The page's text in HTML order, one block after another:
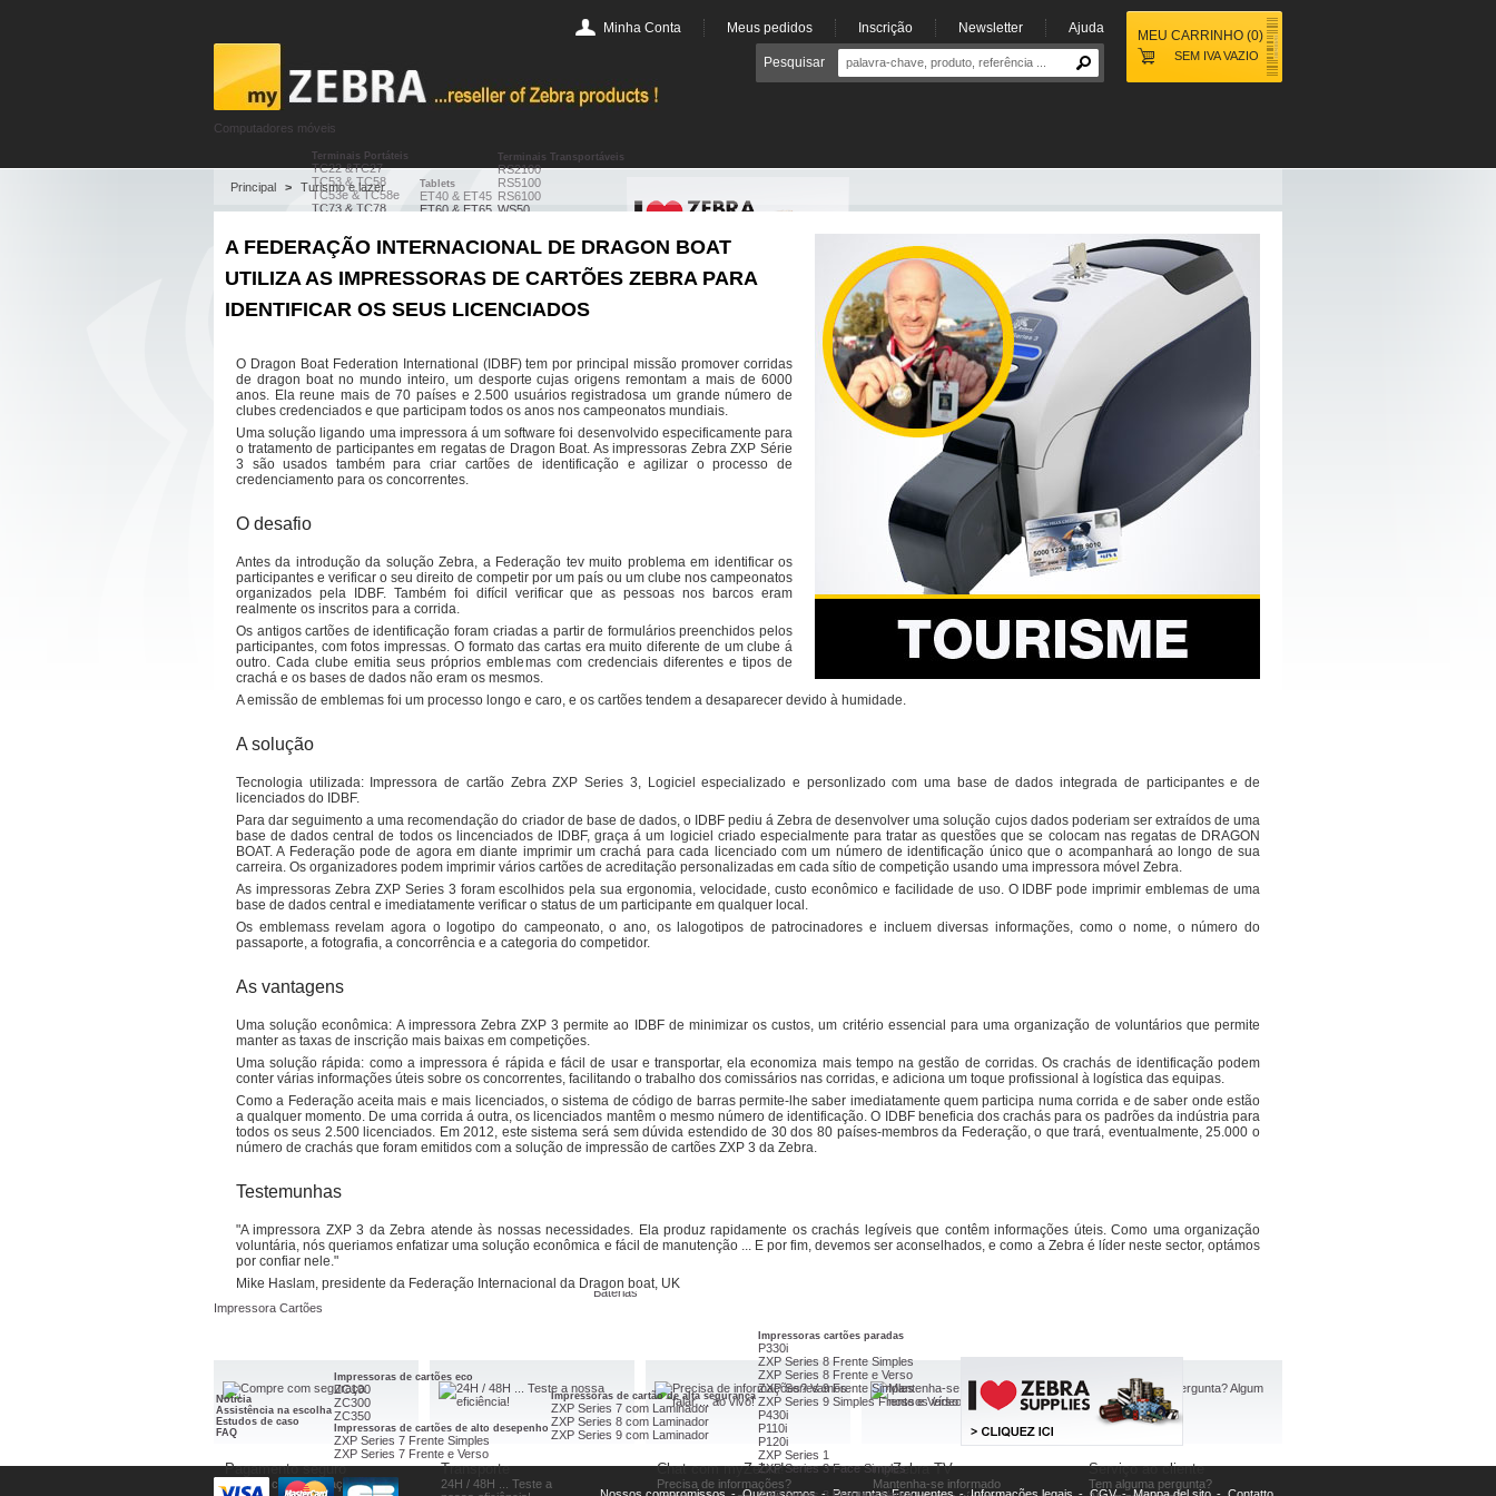
MEU CARRINHO (0)
SEM IVAVAZIO
Minha Conta Meus pedidos Inscrição Newsletter Ajuda
Pesquisar
Computadores móveis
Dicas de produtos
PROMOÇÕES
Terminais Portáteis
TC22 &TC27
TC53 & TC58
TC53e & TC58e
TC73 & TC78
MC2200 & MC2700
MC33
MC34
MC94
EC50 & EC55
HC20 & HC50
EM45 RFID
Tablets
ET40 & ET45
ET60 & ET65
Bornes de prix
CC6000
KC50 & TD50
Terminais Transportáveis
RS2100
RS5100
RS6100
WS50
WT54 & WT64
Terminais parados
TC21 & TC26
MC9300
EC30
Os pontos de fidelidade
myZebraTV
Contacte-nos
Leitores de código de barras eco
LS1203
LS2208
LI2208
DS2208
LI4278
DS4308
DS8108
DS8178
Scanners Industriais
LI3608
LI3678
DS3608
DS3678
Leitor de código de barras miniatura
Leitores de código de barras POS
DS7708
DS9908
DS9308
Leitor de código de barras de uso hospitalar
DS4308-HC
Leitor RFID
RFD40
Impressora Etiquetas
Notícia
Estudos de caso
Produtos dicas
PROMOÇÕES
Impressora Secretária
ZD510-HC
ZD411
ZD220
ZD230
ZD421
ZD621
Impressora semi-industrial
ZT231
ZT411
ZT421
ZT510
Impressora Industrial
ZT610
ZT620
ZQ200
ZQ300
ZQ500
ZE511
ZE521
Impressora RFID
ZD500 - UHF
ZT400 - UHF
ZT420 - UHF
ZE500 - UHF
Impressoras paradas
ZE500-4
ZE500-6
ZT200 Series
Etiquetas
Notícia
Estudos de caso
Ajuda
Etiquetas papel z-perform
Papel Mate
Etiquetas papel z-select
Papel Mate Premium
Etiquetas sintéticas
PolyE
PolyPro (PP)
PolyO
PolyPro térmico
Z-Xtreme
Etiquetas especiais
Z-Destruct inviolável
Etiquetas Joalharia
Pulseiras
Z-Band UltraSoft
Z-Band Direct
Z-Band Fun
Z-Band Splash
Quickclip
Etiquetas RFID
Etiqueta RFID
Pulseira RFID
Amostras
Notícia
Produtos dicas
FAQ
Fitas de cera
Cera Padrão 2300
Cera Premium 2100
Cera Premium Plus 5319
Fitas de cera e resina
Cera/Resina Padrão 3400
Cera/Resina Eficaz 3300
Cera/Resina Premium 3200
Fitas de resina
Resina Padrão 4800
Resina Premium 5095
Resina Premium Plus 5100
Fitas Image Lock
Fitas á cores
Fitas cera vermelha 5319
Fitas resina branca 5100
Fitas em cartucho
Cartucho para ZD420
Cartucho para P4T e RP4T
Acessórios Impressoras
Notícia
PROMOÇÕES
Impressora de secretária
Impressora semi-industrial
Impressoras RFID
Cabeça de impressão móvel
Cartões de memória
Fonts sur carte PCMCIA
Fonts sur disquette 3.5"
Zebra ZBI Enablement Kits
Kits
Teclado KDU Plus
ZebraCare Secretária
ZebraCare Portátil
Fontes de alimentação, carregadores e baterias
Carregadores
Baterias
Impressora Cartões
Notícia
Assistência na escolha
Estudos de caso
FAQ
Impressoras de cartões eco
ZC100
ZC300
ZC350
Impressoras de cartões de alto desepenho
ZXP Series 7 Frente Simples
ZXP Series 7 Frente e Verso
Impressoras de cartão de alta segurança
ZXP Series 7 com Laminador
ZXP Series 8 com Laminador
ZXP Series 9 com Laminador
Impressoras cartões paradas
P330i
ZXP Series 8 Frente Simples
ZXP Series 8 Frente e Verso
ZXP Series 9 Frente Simples
ZXP Series 9 Simples Frente e Verso
P430i
P110i
P120i
ZXP Series 1
ZXP Series 3 Face Simples
...
Principal > Turismo e lazer
A FEDERAÇÃO INTERNACIONAL DE DRAGON BOAT
UTILIZA AS IMPRESSORAS DE CARTÕES ZEBRA PARA
IDENTIFICAR OS SEUS LICENCIADOS
O Dragon Boat Federation International (IDBF) tem por principal missão promover corridas
de dragon boat no mundo inteiro, um desporte cujas origens remontam a mais de 6000
anos. Ela reune mais de 70 países e 2.500 usuários registradosa um grande número de
clubes credenciados e que participam todos os anos nos campeonatos mundiais.
Uma solução ligando uma impressora á um software foi desenvolvido especificamente para
o tratamento de participantes em regatas de Dragon Boat. As impressoras Zebra ZXP Série
3 são usados também para criar cartões de identificação e agilizar o processo de
credenciamento para os concorrentes.
O desafio
Antes da introdução da solução Zebra, a Federação tev muito problema em identificar os
participantes e verificar o seu direito de competir por um país ou um clube nos campeonatos
organizados pela IDBF. Também foi difícil verificar que as pessoas nos barcos eram
realmente os inscritos para a corrida.
Os antigos cartões de identificação foram criadas a partir de formulários preenchidos pelos
participantes, com fotos impressas. O formato das cartas era muito diferente de um clube á
outro. Cada clube emitia seus próprios emblemas com credenciais diferentes e tipos de
crachá e os bases de dados não eram os mesmos.
A emissão de emblemas foi um processo longo e caro, e os cartões tendem a desaparecer devido à humidade.
A solução
Tecnologia utilizada: Impressora de cartão Zebra ZXP Series 3, Logiciel especializado e personlizado com uma base de dados integrada de participantes e de
licenciados do IDBF.
Para dar seguimento a uma recomendação do criador de base de dados, o IDBF pediu á Zebra de desenvolver uma solução cujos dados poderiam ser extraídos de uma
base de dados central de todos os lincenciados de IDBF, graça á um logiciel criado especialmente para tratar as questões que se colocam nas regatas de DRAGON
BOAT. A Federação pode de agora em diante imprimir um crachá para cada licenciado com um número de identificação único que o acompanhará ao longo de sua
carreira. Os organizadores podem imprimir vários cartões de acreditação personalizadas em cada sítio de competição usando uma impressora móvel Zebra.
As impressoras Zebra ZXP Series 3 foram escolhidos pela sua ergonomia, velocidade, custo econômico e facilidade de uso. O IDBF pode imprimir emblemas de uma
base de dados central e imediatamente verificar o status de um participante em qualquer local.
Os emblemass revelam agora o logotipo do campeonato, o ano, os lalogotipos de patrocinadores e incluem diversas informações, como o nome, o número do
passaporte, a fotografia, a concorrência e a categoria do competidor.
As vantagens
Uma solução econômica: A impressora Zebra ZXP 3 permite ao IDBF de minimizar os custos, um critério essencial para uma organização de voluntários que permite
manter as taxas de inscrição mais baixas em competições.
Uma solução rápida: como a impressora é rápida e fácil de usar e transportar, ela economiza mais tempo na gestão de corridas. Os crachás de identificação podem
conter várias informações úteis sobre os concorrentes, facilitando o trabalho dos comissários nas corridas, e adiciona um toque profissional à logística das equipas.
Como a Federação aceita mais e mais licenciados, o sistema de código de barras permite-lhe saber imediatamente quem participa numa corrida e de saber onde estão
a qualquer momento. De uma corrida á outra, os licenciados mantêm o mesmo número de identificação. O IDBF beneficia dos crachás para os padrões da indústria para
todos os seus 2.500 licenciados. Em 2012, este sistema será sem dúvida estendido de 30 dos 80 países-membros da Federação, o que trará, eventualmente, 25.000 o
número de crachás que foram emitidos com a solução de impressão de cartões ZXP 3 da Zebra.
Testemunhas
"A impressora ZXP 3 da Zebra atende às nossas necessidades. Ela produz rapidamente os crachás legíveis que contêm informações úteis. Como uma organização
voluntária, nós queriamos enfatizar uma solução econômica e fácil de manutenção ... E por fim, devemos ser aconselhados, e como a Zebra é líder neste sector, optámos
por confiar nele."
Mike Haslam, presidente da Federação Internacional da Dragon boat, UK
Pagamento seguro
Compre com seguraça
Transporte
24H / 48H ... Teste a
Chat com myZebra!
Precisa de informações?
myZebra TV
Mantenha-se informado
Serviço ao cliente
Tem alguma pergunta?